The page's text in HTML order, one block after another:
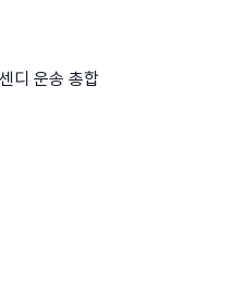
디 운송 총합